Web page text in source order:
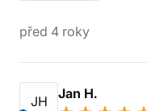
před 4 roky
JH Jan H.